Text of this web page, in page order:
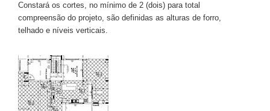
Constará os cortes, no mínimo de 2 (dois) para total
compreensão do projeto, são definidas as alturas de forro,
telhado e níveis verticais.